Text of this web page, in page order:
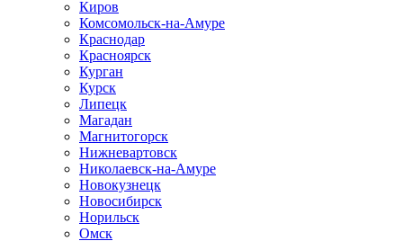
Киров
Комсомольск-на-Амуре
Краснодар
Красноярск
Курган
Курск
Липецк
Магадан
Магнитогорск
Нижневартовск
Николаевск-на-Амуре
Новокузнецк
Новосибирск
Норильск
Омск